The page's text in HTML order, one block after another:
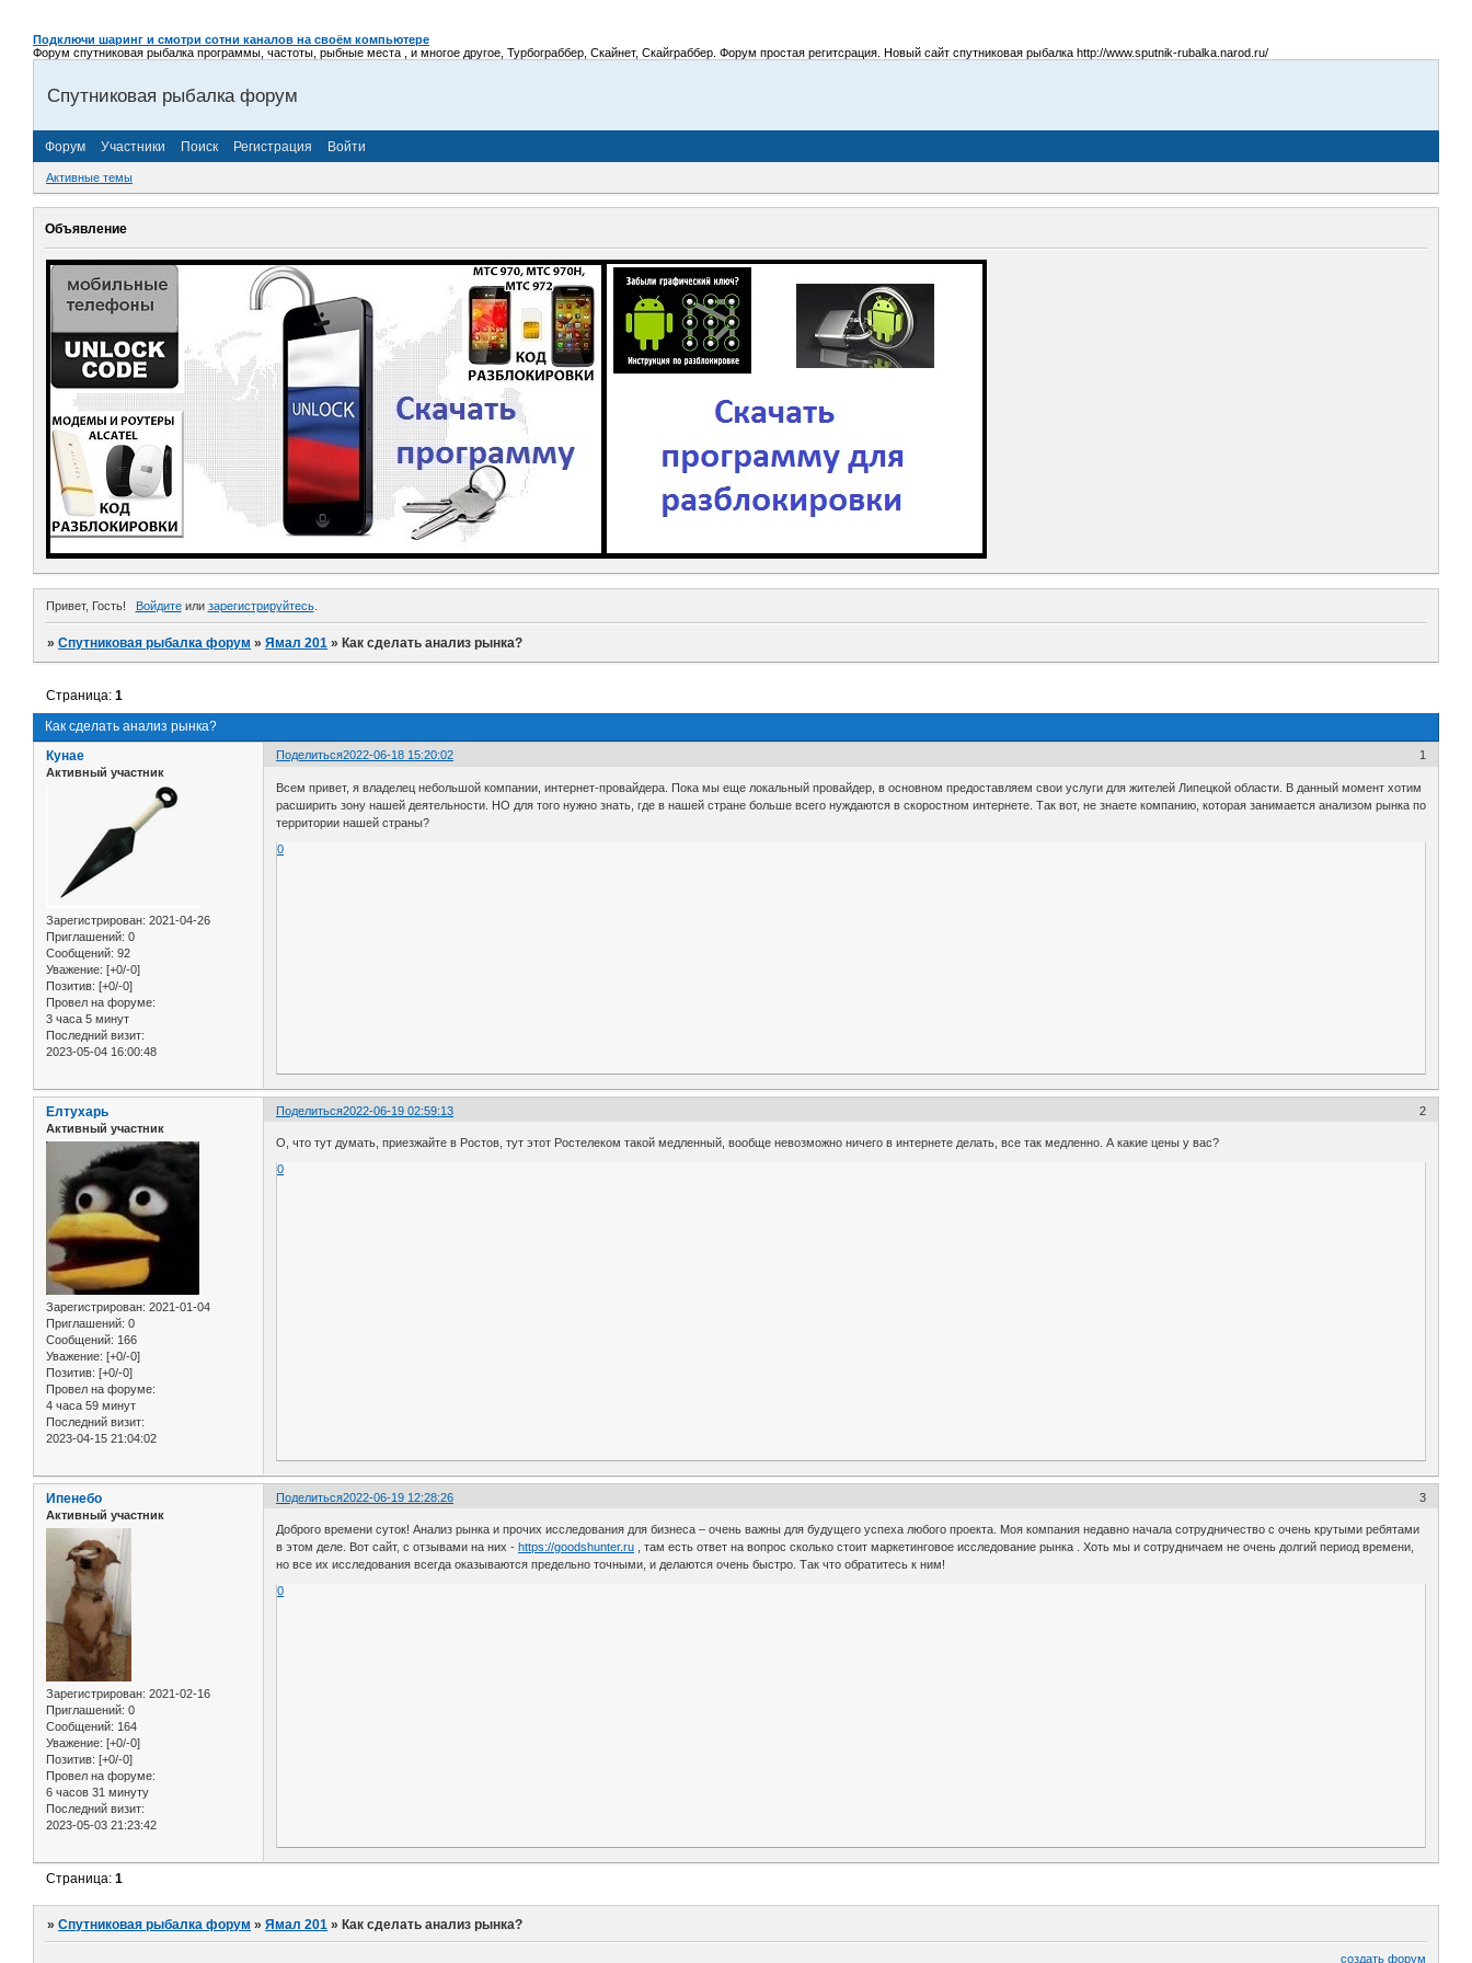
Подключи шаринг и смотри сотни каналов на своём компьютере
Форум спутниковая рыбалка программы, частоты, рыбные места , и многое другое, Турбограббер, Скайнет, Скайграббер. Форум простая регитсрация. Новый сайт спутниковая рыбалка http://www.sputnik-rubalka.narod.ru/
Спутниковая рыбалка форум
Форум Участники Поиск Регистрация Войти
Активные темы
Объявление
Привет, Гость! Войдитеили зарегистрируйтесь.
»Спутниковая рыбалка форум »Ямал 201 » Как сделать анализ рынка?
Как сделать анализ рынка?
Страница:1
Поделиться 1
2022-06-18 15:20:02
Кунае
Активный участник
Зарегистрирован: 2021-04-26
Приглашений: 0
Сообщений: 92
Уважение: [+0/-0]
Позитив: [+0/-0]
Провел на форуме:
3 часа 5 минут
Последний визит:
2023-05-04 16:00:48
Всем привет, я владелец небольшой компании, интернет-провайдера. Пока мы еще локальный провайдер, в основном предоставляем свои услуги для жителей Липецкой области. В данный момент хотим
расширить зону нашей деятельности. НО для того нужно знать, где в нашей стране больше всего нуждаются в скоростном интернете. Так вот, не знаете компанию, которая занимается анализом рынка по
территории нашей страны?
0
Поделиться 2
2022-06-19 02:59:13
Елтухарь
Активный участник
Зарегистрирован: 2021-01-04
Приглашений: 0
Сообщений: 166
Уважение: [+0/-0]
Позитив: [+0/-0]
Провел на форуме:
4 часа 59 минут
Последний визит:
2023-04-15 21:04:02
О, что тут думать, приезжайте в Ростов, тут этот Ростелеком такой медленный, вообще невозможно ничего в интернете делать, все так медленно. А какие цены у вас?
0
Поделиться 3
2022-06-19 12:28:26
Ипенебо
Активный участник
Зарегистрирован: 2021-02-16
Приглашений: 0
Сообщений: 164
Уважение: [+0/-0]
Позитив: [+0/-0]
Провел на форуме:
6 часов 31 минуту
Последний визит:
2023-05-03 21:23:42
Доброго времени суток! Анализ рынка и прочих исследования для бизнеса – очень важны для будущего успеха любого проекта. Моя компания недавно начала сотрудничество с очень крутыми ребятами
в этом деле. Вот сайт, с отзывами на них - https://goodshunter.ru , там есть ответ на вопрос сколько стоит маркетинговое исследование рынка . Хоть мы и сотрудничаем не очень долгий период времени,
но все их исследования всегда оказываются предельно точными, и делаются очень быстро. Так что обратитесь к ним!
0
Страница:1
»Спутниковая рыбалка форум »Ямал 201 »Как сделать анализ рынка?
создать форум